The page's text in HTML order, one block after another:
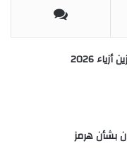
2026
بشأن هرمز